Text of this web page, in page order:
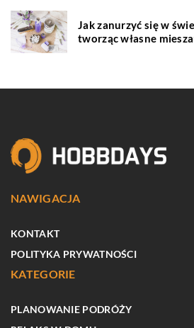
Jak zanurzyć się w
tworząc własne
NAWIGACJA
KONTAKT
POLITYKA PRYWATNOŚCI
KATEGORIE
PLANOWANIE PODRÓŻY